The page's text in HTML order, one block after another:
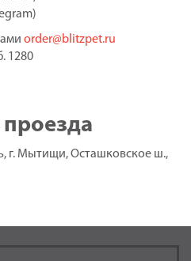
order@blitzpet.ru
1280
проезда
г. Мытищи, Осташковское ш.,